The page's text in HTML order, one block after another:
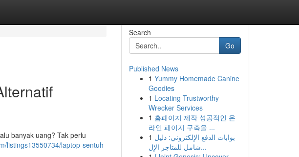
banyak uang? Tak perlu
listings13550734/laptop-sentuh-
Search
Go
Published News
1 Yummy Homemade Canine
Goodies
1 Locating Trustworthy
Wrecker Services
1 홈페이지 제작 성공적인 온
라인 페이지 구축을 ...
1 بوابات الدفع الإلكتروني: دليل
شامل للمتاجر الإل...